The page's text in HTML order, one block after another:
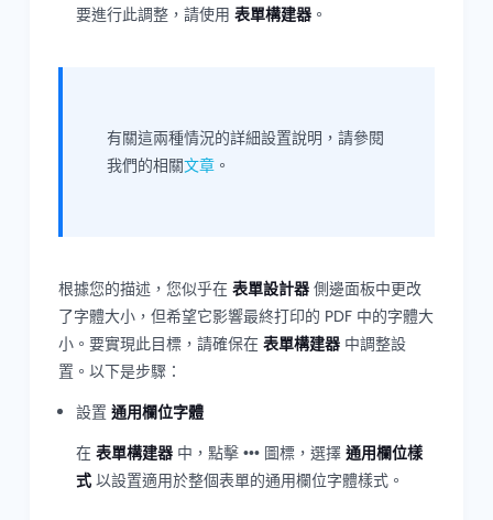
要進行此調整，請使用 表單構建器。
有關這兩種情況的詳細設置說明，請參閱
我們的相關文章。
根據您的描述，您似乎在 表單設計器側邊面板中更改
了字體大小，但希望它影響最終打印的 PDF 中的字體大
小。要實現此目標，請確保在 表單構建器中調整設
置。以下是步驟：
設置 通用欄位字體
在 表單構建器中，點擊 ••• 圖標，選擇 通用欄位樣
式以設置適用於整個表單的通用欄位字體樣式。